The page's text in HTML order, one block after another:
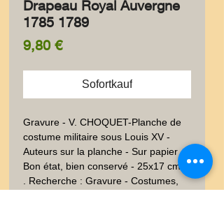
Drapeau Royal Auvergne
1785 1789
9,80 €Preis
Sofortkauf
Gravure - V. CHOQUET-Planche de
costume militaire sous Louis XV -
Auteurs sur la planche - Sur papier  -
Bon état, bien conservé - 25x17 cm -
. Recherche : Gravure - Costumes,